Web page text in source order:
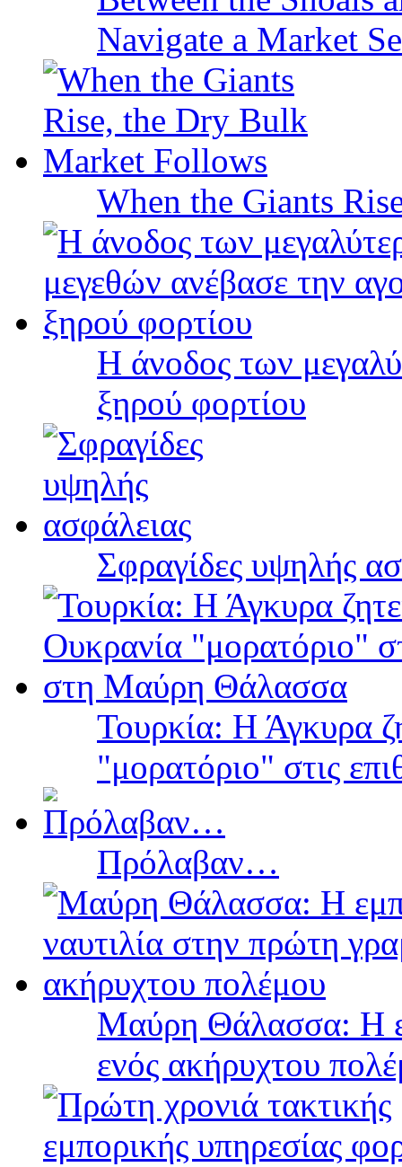
Navigate a Market
When the Giants
Η άνοδος των
ξηρού φορτίου
Σφραγίδες υψηλής
Τουρκία: Η Άγκυρα
"μορατόριο" στις
Πρόλαβαν…
Μαύρη Θάλασσα: Η
ενός ακήρυχτου